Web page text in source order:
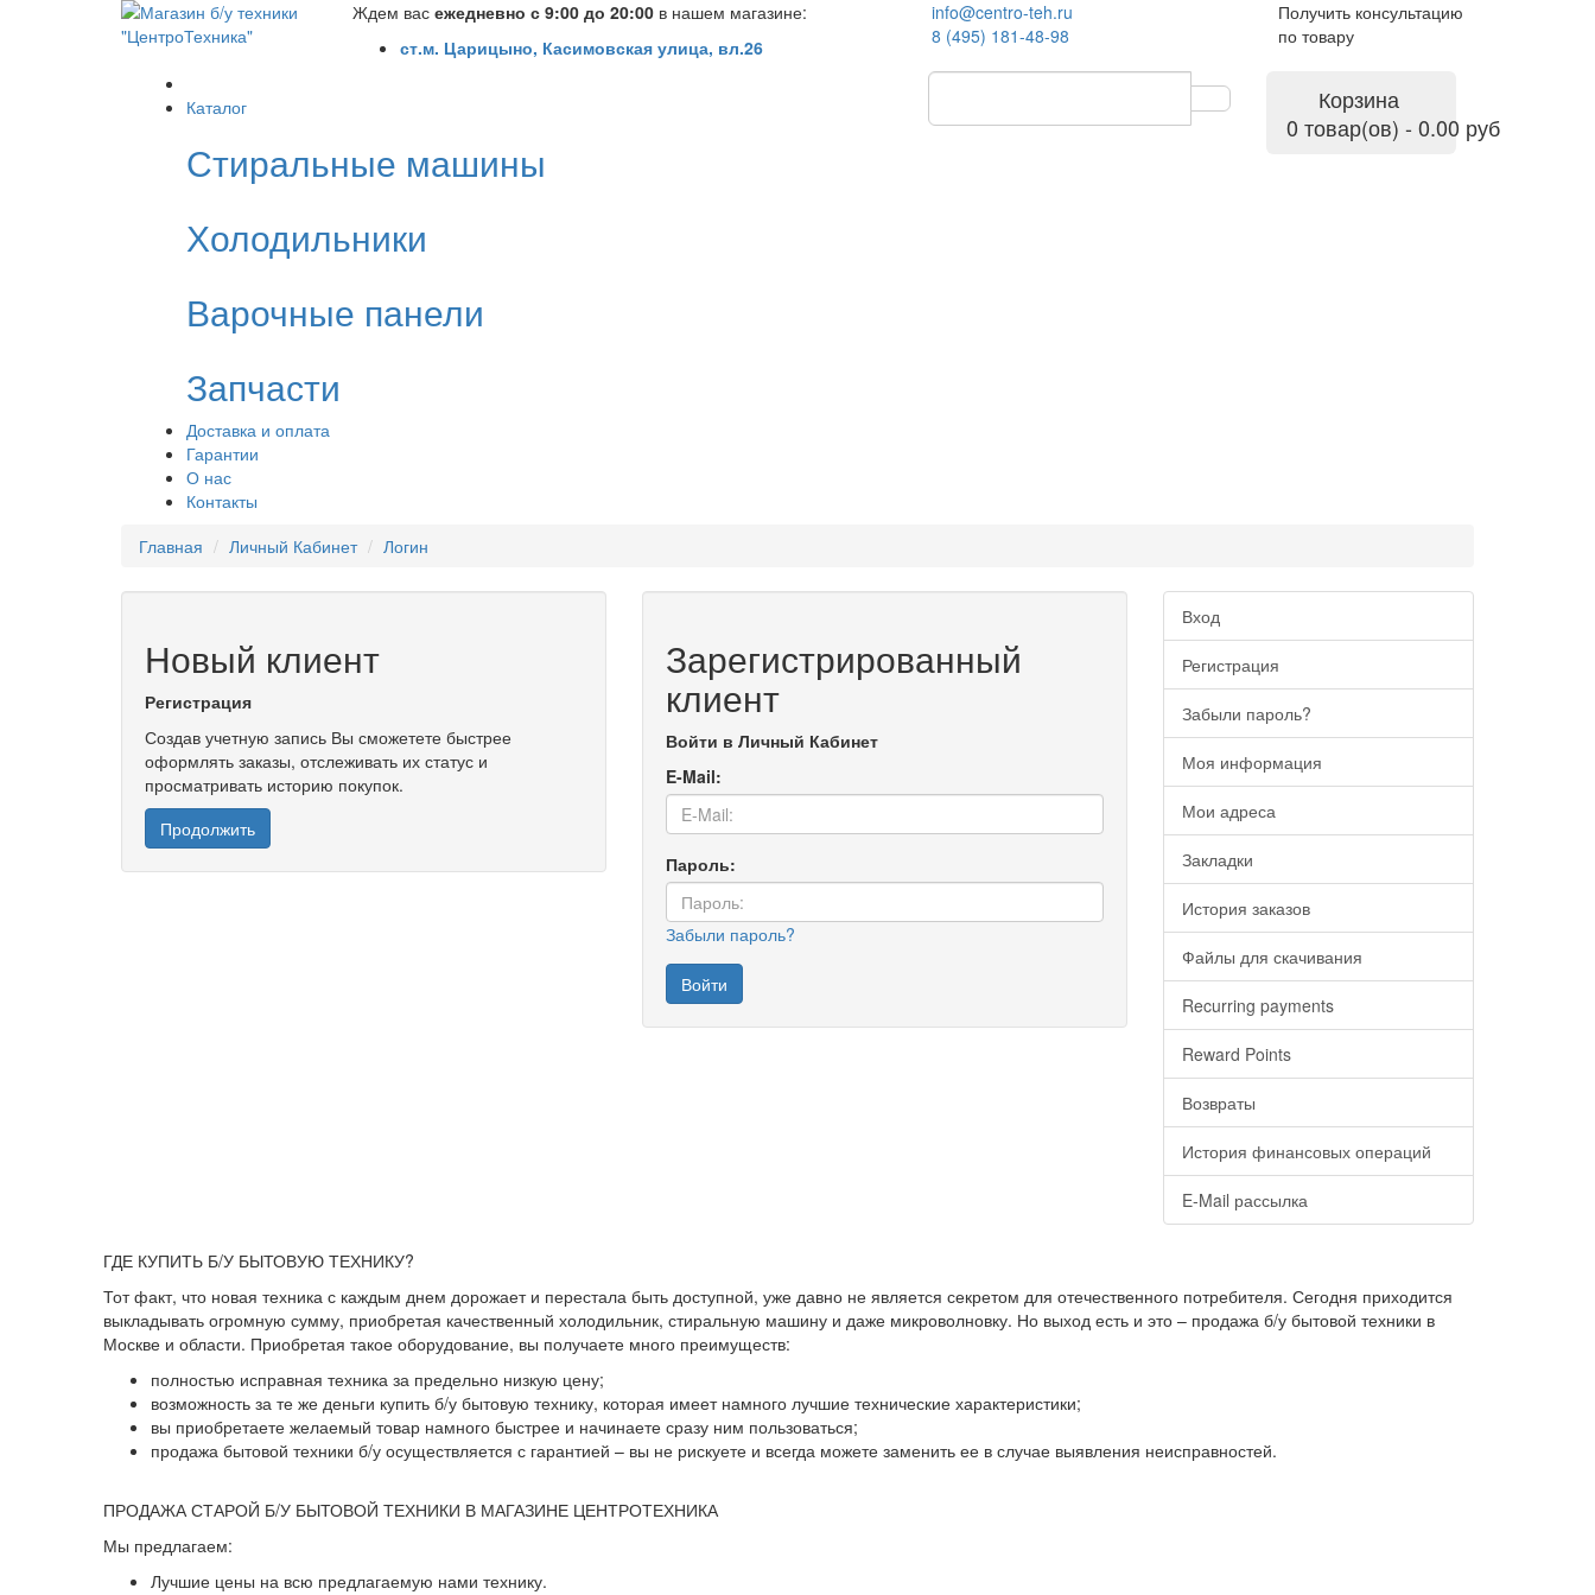
Ждем вас ежедневно с 9:00 до 20:00 в нашем магазине:
ст.м. Царицыно, Касимовская улица, вл.26
info@centro-teh.ru
8 (495) 181-48-98
Получить консультацию
по товару
Каталог
Стиральные машины
Холодильники
Варочные панели
Запчасти
Доставка и оплата
Гарантии
О нас
Контакты
Корзина
0 товар(ов) - 0.00 руб
Главная Личный Кабинет Логин
Новый клиент
Регистрация
Создав учетную запись Вы сможетете быстрее
оформлять заказы, отслеживать их статус и
просматривать историю покупок.
Продолжить
Зарегистрированный
клиент
Войти в Личный Кабинет
E-Mail:
Пароль:
Забыли пароль?
Вход
Регистрация
Забыли пароль?
Моя информация
Мои адреса
Закладки
История заказов
Файлы для скачивания
Recurring payments
Reward Points
Возвраты
История финансовых операций
E-Mail рассылка
ГДЕ КУПИТЬ Б/У БЫТОВУЮ ТЕХНИКУ?
Тот факт, что новая техника с каждым днем дорожает и перестала быть доступной, уже давно не является секретом для отечественного потребителя. Сегодня приходится
выкладывать огромную сумму, приобретая качественный холодильник, стиральную машину и даже микроволновку. Но выход есть и это – продажа б/у бытовой техники в
Москве и области. Приобретая такое оборудование, вы получаете много преимуществ:
полностью исправная техника за предельно низкую цену;
возможность за те же деньги купить б/у бытовую технику, которая имеет намного лучшие технические характеристики;
вы приобретаете желаемый товар намного быстрее и начинаете сразу ним пользоваться;
продажа бытовой техники б/у осуществляется с гарантией – вы не рискуете и всегда можете заменить ее в случае выявления неисправностей.
ПРОДАЖА СТАРОЙ Б/У БЫТОВОЙ ТЕХНИКИ В МАГАЗИНЕ ЦЕНТРОТЕХНИКА
Мы предлагаем:
Лучшие цены на всю предлагаемую нами технику.